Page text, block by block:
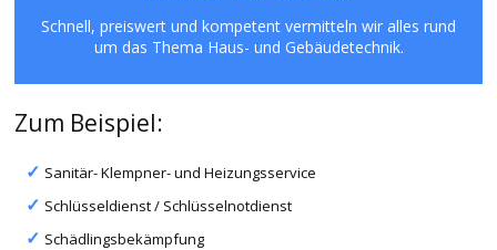
Schnell, preiswert und kompetent vermitteln wir alles rund
um das Thema Haus- und Gebäudetechnik.
Zum Beispiel:
Sanitär- Klempner- und Heizungsservice
Schlüsseldienst / Schlüsselnotdienst
Schädlingsbekämpfung